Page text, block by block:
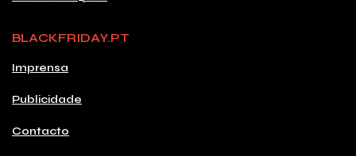
BLACKFRIDAY.PT
Imprensa
Publicidade
Contacto